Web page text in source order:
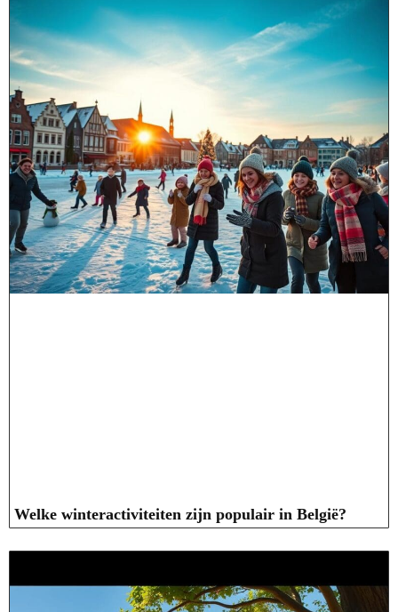
Welke winteractiviteiten zijn populair in België?